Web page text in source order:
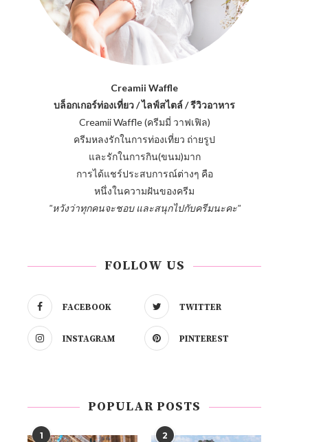
Creamii Waffle
บล็อกเกอร์ท่องเที่ยว / ไลฟ์สไตล์ / รีวิวอาหาร
Creamii Waffle (ครีมมี่ วาฟเฟิล)
ครีมหลงรักในการท่องเที่ยว ถ่ายรูป
และรักในการกิน(ขนม)มาก
การได้แชร์ประสบการณ์ต่างๆ คือ
หนึ่งในความฝันของครีม
"หวังว่าทุกคนจะชอบ และสนุกไปกับครีมนะคะ"
FOLLOW US
FACEBOOK TWITTER
INSTAGRAM PINTEREST
POPULAR POSTS
1 2